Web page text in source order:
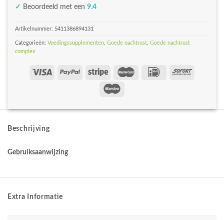
✓ Beoordeeld met een 9.4
Artikelnummer: 5411386894131
Categorieën: Voedingssupplementen Goede nachtrust Goede nachtrust
complex
Beschrijving
Gebruiksaanwijzing
Extra Informatie